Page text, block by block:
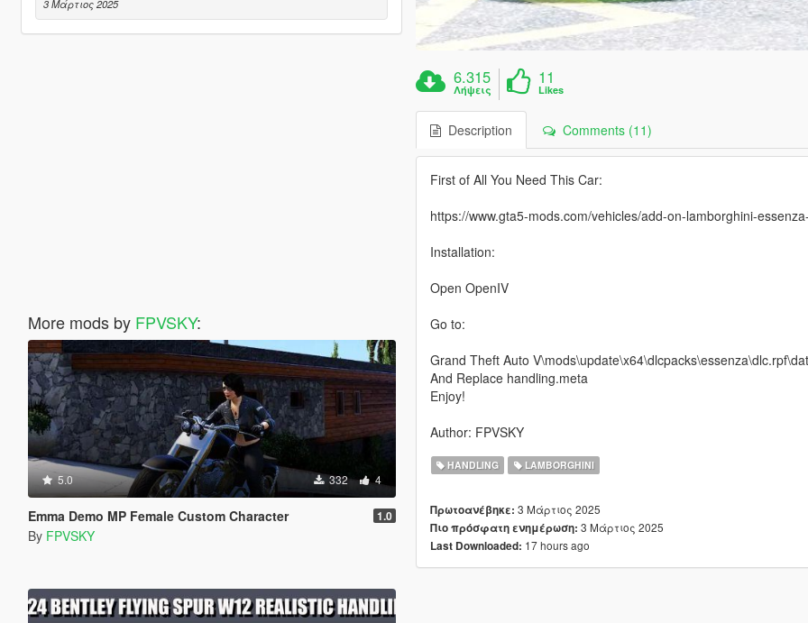
3 Μάρτιος 2025
More mods by FPVSKY:
5.0 332 4
Emma Demo MP Female Custom Character 1.0
By FPVSKY
6.315
Λήψεις
11
Likes
Description Comments (11)
First of All You Need This Car:
https://www.gta5-mods.com/vehicles/add-on-lamborghini-
Installation:
Open OpenIV
Go to:
Grand Theft Auto
And Replace handling.meta
Enjoy!
Author: FPVSKY
HANDLING LAMBORGHINI
Πρωτοανέβηκε: 3 Μάρτιος 2025
Πιο πρόσφατη ενημέρωση: 3 Μάρτιος 2025
Last Downloaded: 17 hours ago